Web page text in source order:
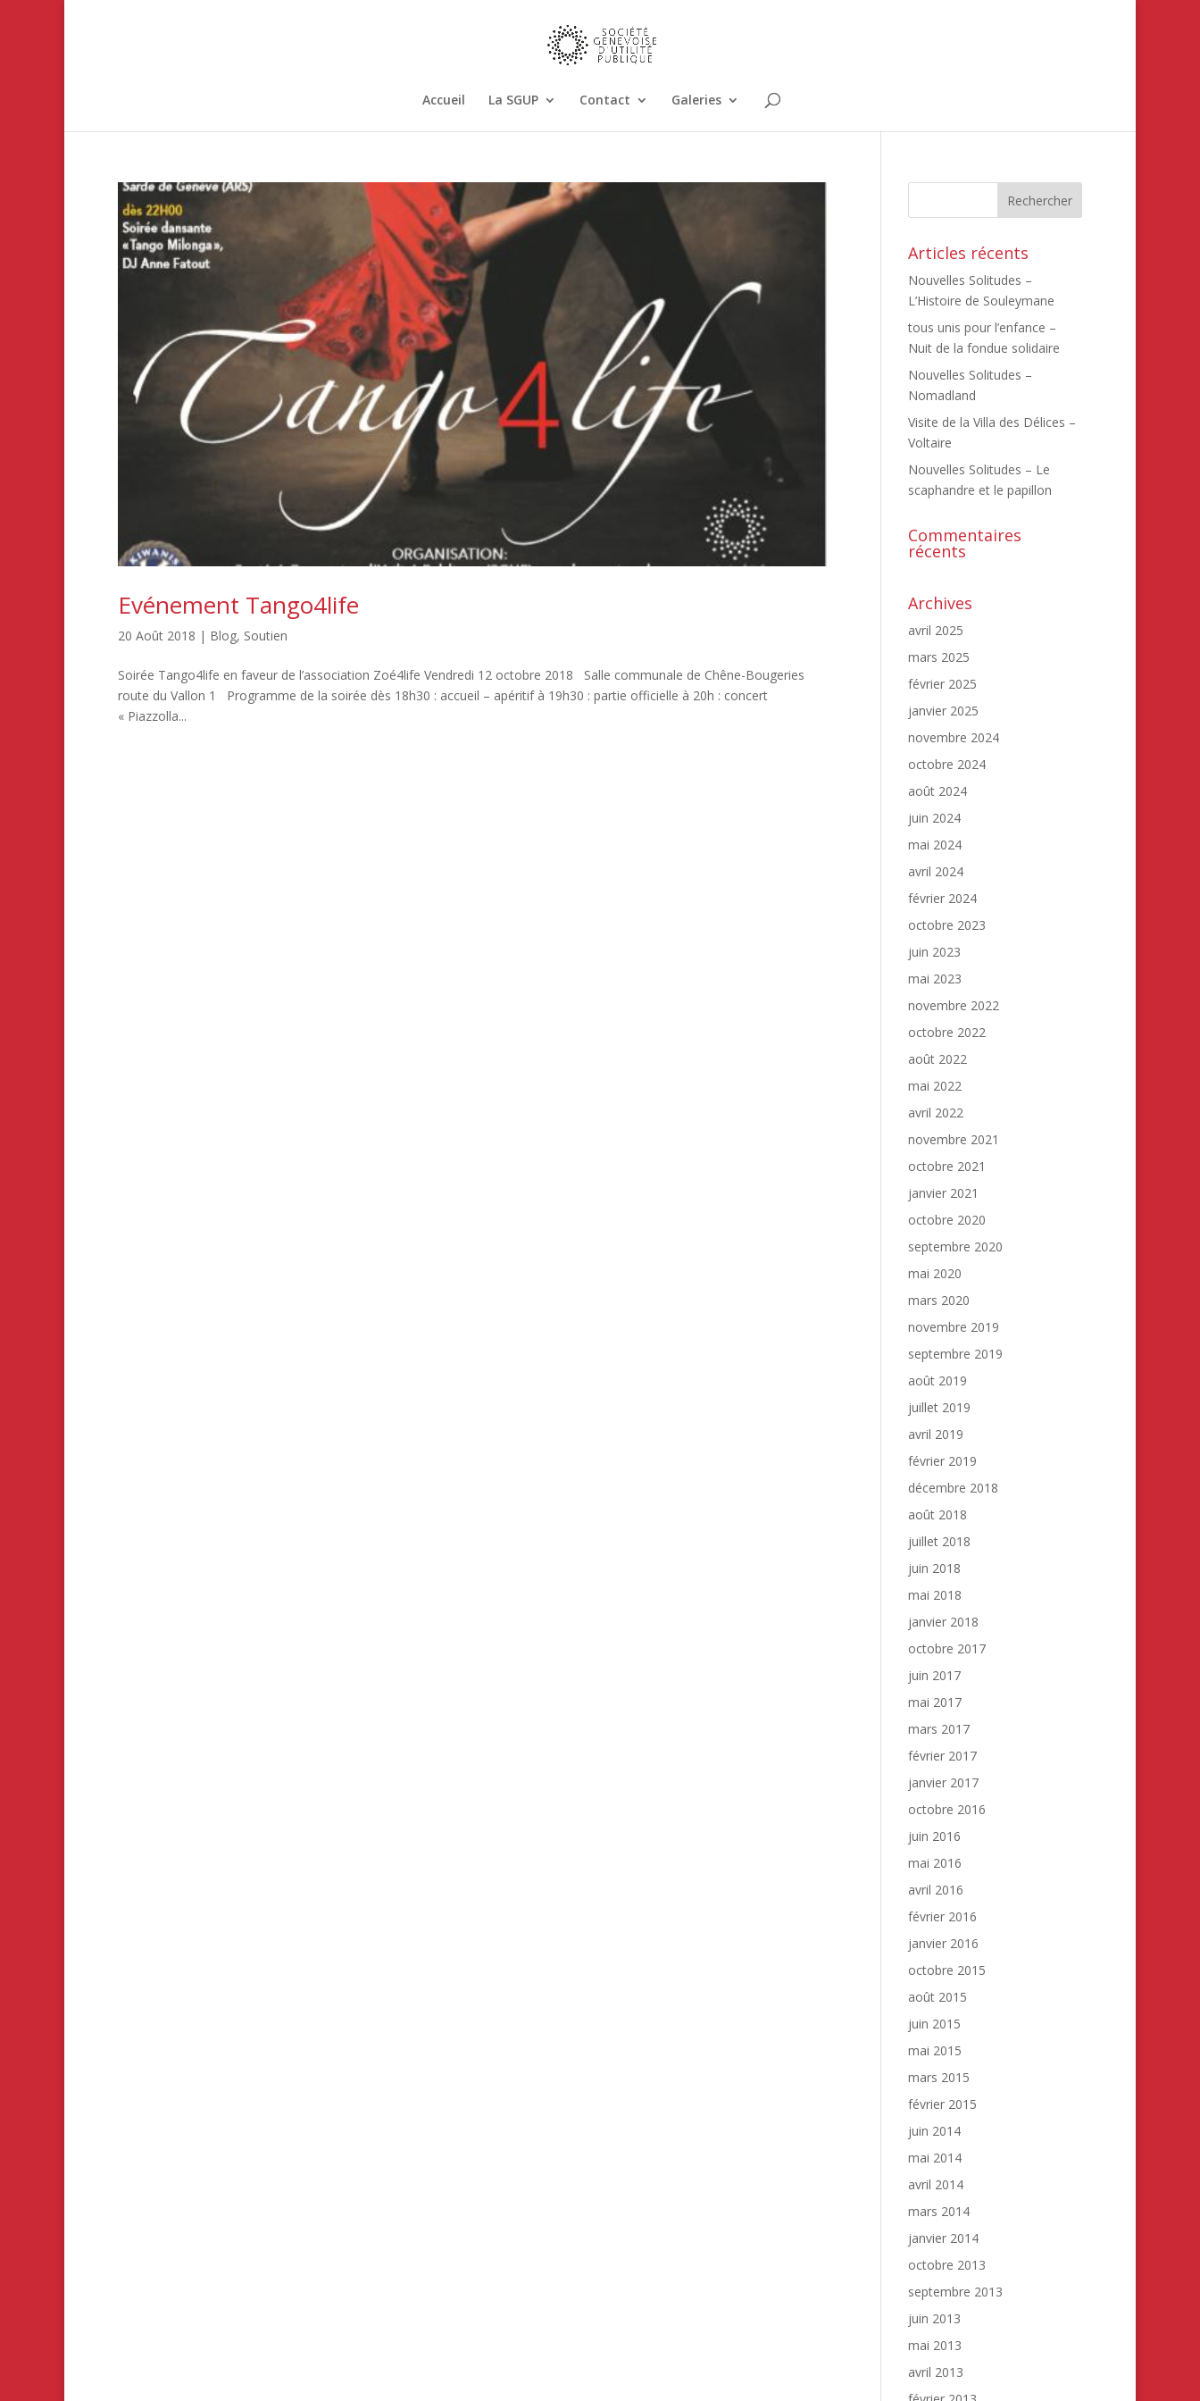
Accueil La SGUP Contact Galeries
Evénement Tango4life
20 Août 2018 | Blog, Soutien
Soirée Tango4life en faveur de l’association Zoé4life Vendredi 12 octobre 2018 Salle communale de Chêne-Bougeries
route du Vallon 1 Programme de la soirée dès 18h30 : accueil – apéritif à 19h30 : partie officielle à 20h : concert
« Piazzolla...
Articles récents
Nouvelles Solitudes –
L’Histoire de Souleymane
tous unis pour l’enfance –
Nuit de la fondue solidaire
Nouvelles Solitudes –
Nomadland
Visite de la Villa des Délices –
Voltaire
Nouvelles Solitudes – Le
scaphandre et le papillon
Commentaires
récents
Archives
avril 2025
mars 2025
février 2025
janvier 2025
novembre 2024
octobre 2024
août 2024
juin 2024
mai 2024
avril 2024
février 2024
octobre 2023
juin 2023
mai 2023
novembre 2022
octobre 2022
août 2022
mai 2022
avril 2022
novembre 2021
octobre 2021
janvier 2021
octobre 2020
septembre 2020
mai 2020
mars 2020
novembre 2019
septembre 2019
août 2019
juillet 2019
avril 2019
février 2019
décembre 2018
août 2018
juillet 2018
juin 2018
mai 2018
janvier 2018
octobre 2017
juin 2017
mai 2017
mars 2017
février 2017
janvier 2017
octobre 2016
juin 2016
mai 2016
avril 2016
février 2016
janvier 2016
octobre 2015
août 2015
juin 2015
mai 2015
mars 2015
février 2015
juin 2014
mai 2014
avril 2014
mars 2014
janvier 2014
octobre 2013
septembre 2013
juin 2013
mai 2013
avril 2013